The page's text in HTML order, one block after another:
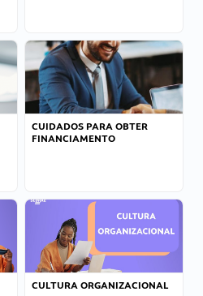
CUIDADOS PARA OBTER
FINANCIAMENTO
CULTURA ORGANIZACIONAL